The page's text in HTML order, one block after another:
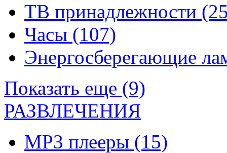
ТВ принадлежности
Часы (107)
Энергосберегающие
Показать еще (9)
РАЗВЛЕЧЕНИЯ
MP3 плееры (15)